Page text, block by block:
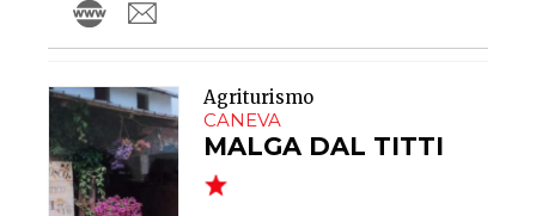
Agriturismo
CANEVA
MALGA DAL TITTI